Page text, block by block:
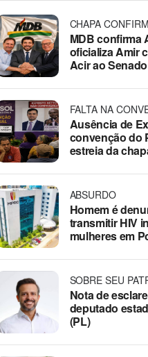
CHAPA
MDB confirma
oficializa Amir
Acir ao Senado
FALTA NA
Ausência de
convenção do
estreia da
ABSURDO
Homem é
transmitir HIV
mulheres em
SOBRE SEU
Nota de
deputado
(PL)